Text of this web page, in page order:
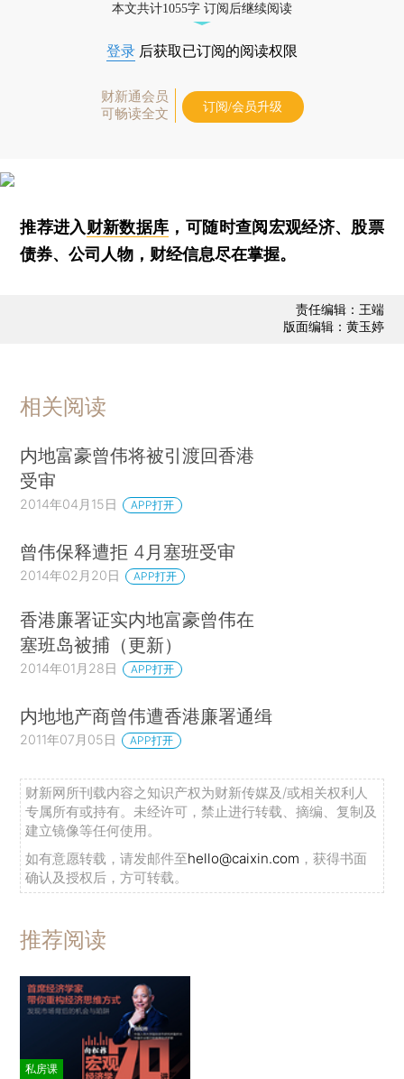
本文共计1055字 订阅后继续阅读
登录 后获取已订阅的阅读权限
财新通会员
可畅读全文
订阅/会员升级
推荐进入财新数据库 ，可随时查阅宏观经济、股票
债券、公司人物，财经信息尽在掌握。
责任编辑：王端
版面编辑：黄玉婷
相关阅读
内地富豪曾伟将被引渡回香港
受审
2014年04月15日 APP打开
曾伟保释遭拒 4月塞班受审
2014年02月20日 APP打开
香港廉署证实内地富豪曾伟在
塞班岛被捕（更新）
2014年01月28日 APP打开
内地地产商曾伟遭香港廉署通缉
2011年07月05日 APP打开
财新网所刊载内容之知识产权为财新传媒及/或相关权利人
专属所有或持有。未经许可，禁止进行转载、摘编、复制及
建立镜像等任何使用。
如有意愿转载，请发邮件至hello@caixin.com ，获得书面
确认及授权后，方可转载。
推荐阅读
私房课